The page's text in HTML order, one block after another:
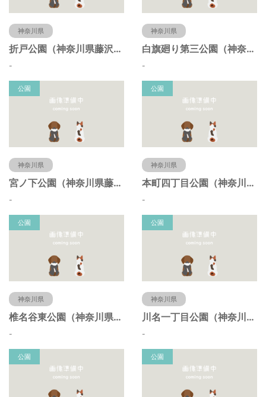
神奈川県
折戸公園（神奈川県藤沢市）
-
神奈川県
白旗廻り第三公園（神奈川県藤沢市）
-
公園
神奈川県
宮ノ下公園（神奈川県藤沢市）
-
公園
神奈川県
本町四丁目公園（神奈川県藤沢市）
-
公園
神奈川県
椎名谷東公園（神奈川県藤沢市）
-
公園
神奈川県
川名一丁目公園（神奈川県藤沢市）
-
公園 公園